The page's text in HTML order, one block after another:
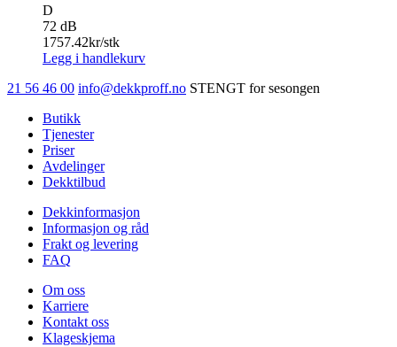
D
72 dB
1757.42kr/stk
Legg i handlekurv
21 56 46 00 info@dekkproff.no STENGT for sesongen
Butikk
Tjenester
Priser
Avdelinger
Dekktilbud
Dekkinformasjon
Informasjon og råd
Frakt og levering
FAQ
Om oss
Karriere
Kontakt oss
Klageskjema